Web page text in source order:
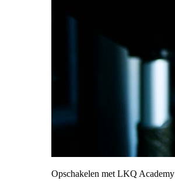
Opschakelen met LKQ Academy